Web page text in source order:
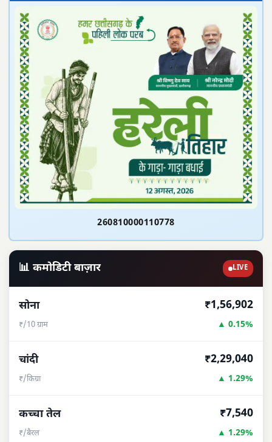
260810000110778
📊 कमोडिटी बाज़ार LIVE
सोना
₹/10 ग्राम
₹1,56,902
▲ 0.15%
चांदी
₹/किग्रा
₹2,29,040
▲ 1.29%
कच्चा तेल
₹/बैरल
₹7,540
▲ 1.29%